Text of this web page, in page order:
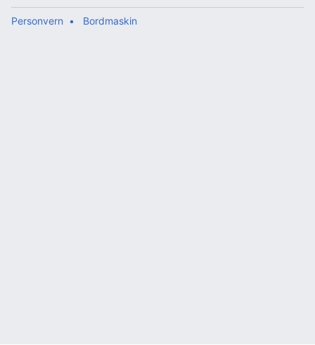
Personvern Bordmaskin